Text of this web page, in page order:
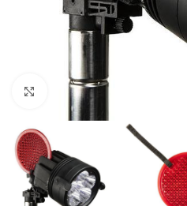
Нажмите, чтобы увеличить